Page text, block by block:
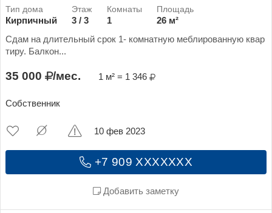
Кирпичный 3 / 3 1
26 м²
Сдам на длительный срок 1- комнатную меблированную квар
тиру. Балкон...
35 000 /мес. 1 м² = 1 346
Собственник
+7 909 XXXXXXX
Добавить заметку
10 фев 2023